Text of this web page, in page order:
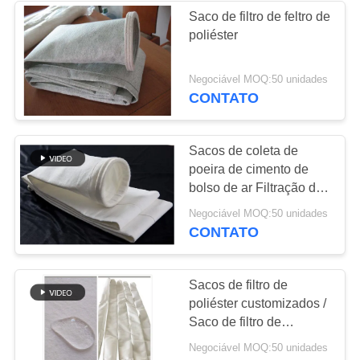
Sacos de filtragem
Baghouse
Sacos de filtro de
feltro
44
Saco de filtro de feltro de
poliéster
Negociável MOQ:50 unidades
CONTATO
Sacos de coleta de
poeira de cimento de
bolso de ar Filtração de
poeira Saco de filtro de
poliéster
Negociável MOQ:50 unidades
CONTATO
Sacos de filtro de
poliéster customizados /
Saco de filtro de
repelente de água de
Negociável MOQ:50 unidades